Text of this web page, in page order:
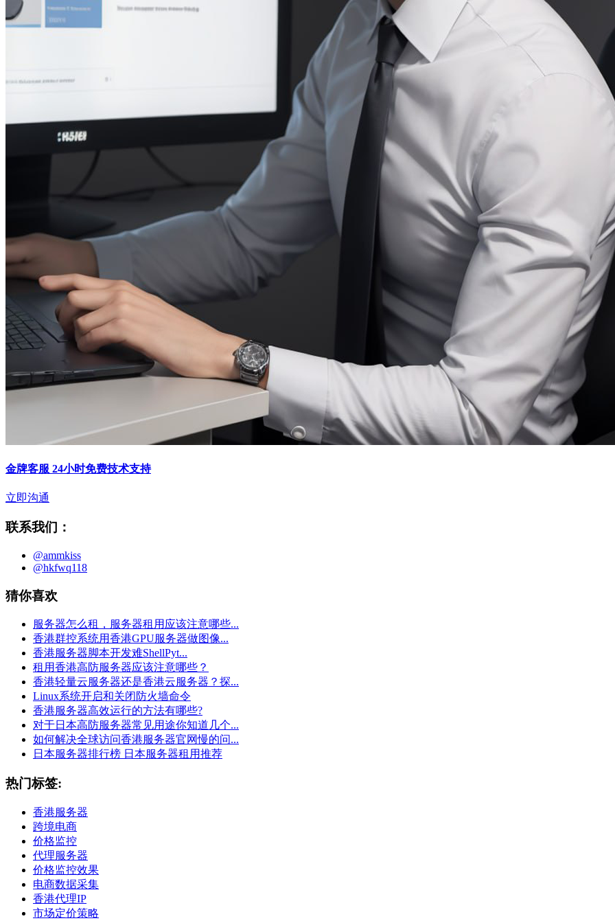
金牌客服 24小时免费技术支持
立即沟通
联系我们：
@ammkiss
@hkfwq118
猜你喜欢
服务器怎么租，服务器租用应该注意哪些...
香港群控系统用香港GPU服务器做图像...
香港服务器脚本开发难ShellPyt...
租用香港高防服务器应该注意哪些？
香港轻量云服务器还是香港云服务器？探...
Linux系统开启和关闭防火墙命令
香港服务器高效运行的方法有哪些?
对于日本高防服务器常见用途你知道几个...
如何解决全球访问香港服务器官网慢的问...
日本服务器排行榜 日本服务器租用推荐
热门标签:
香港服务器
跨境电商
价格监控
代理服务器
价格监控效果
电商数据采集
香港代理IP
市场定价策略